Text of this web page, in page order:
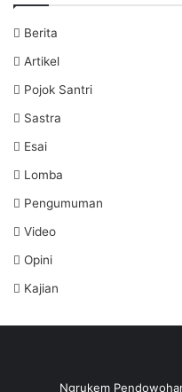
Berita
Artikel
Pojok Santri
Sastra
Esai
Lomba
Pengumuman
Video
Opini
Kajian
Ngrukem